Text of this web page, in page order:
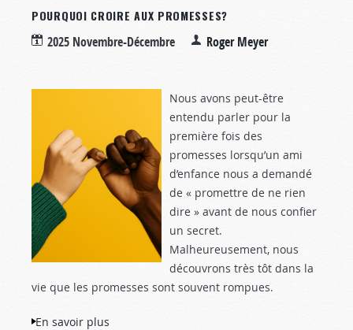
POURQUOI CROIRE AUX PROMESSES?
2025 Novembre-Décembre Roger Meyer
Nous avons peut-être
entendu parler pour la
première fois des
promesses lorsqu’un ami
d’enfance nous a demandé
de « promettre de ne rien
dire » avant de nous confier
un secret.
Malheureusement, nous
découvrons très tôt dans la
vie que les promesses sont souvent rompues.
En savoir plus